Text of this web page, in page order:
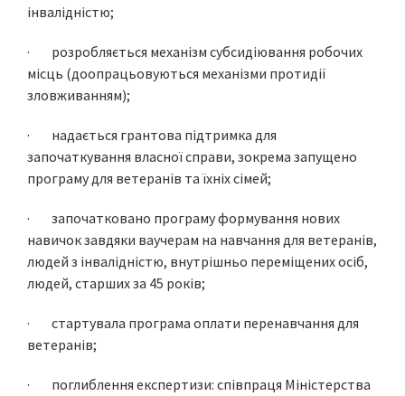
інвалідністю;
· розробляється механізм субсидіювання робочих
місць (доопрацьовуються механізми протидії
зловживанням);
· надається грантова підтримка для
започаткування власної справи, зокрема запущено
програму для ветеранів та їхніх сімей;
· започатковано програму формування нових
навичок завдяки ваучерам на навчання для ветеранів,
людей з інвалідністю, внутрішньо переміщених осіб,
людей, старших за 45 років;
· стартувала програма оплати перенавчання для
ветеранів;
· поглиблення експертизи: співпраця Міністерства